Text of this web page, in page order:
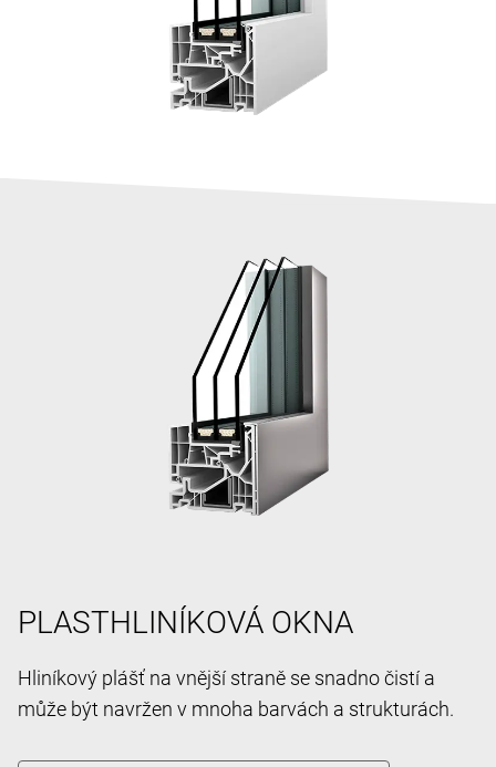
PLASTHLINÍKOVÁ OKNA
Hliníkový plášť na vnější straně se snadno čistí a
může být navržen v mnoha barvách a strukturách.